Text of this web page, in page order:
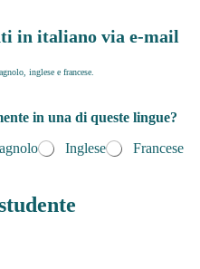
in italiano via e-mail
inglese e francese.
in una di queste lingue?
Inglese Francese